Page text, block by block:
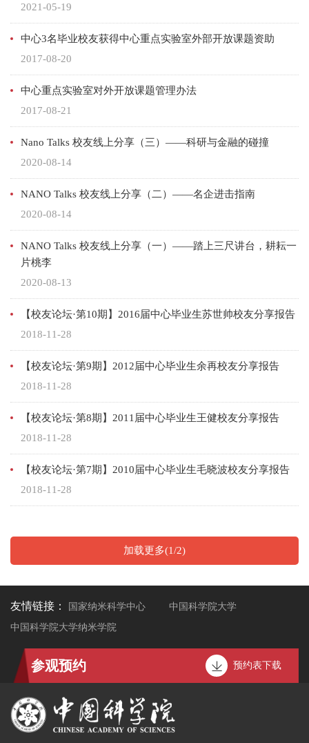
2021-05-19
中心3名毕业校友获得中心重点实验室外部开放课题资助
2017-08-20
中心重点实验室对外开放课题管理办法
2017-08-21
Nano Talks 校友线上分享（三）——科研与金融的碰撞
2020-08-14
NANO Talks 校友线上分享（二）——名企进击指南
2020-08-14
NANO Talks 校友线上分享（一）——踏上三尺讲台，耕耘一
片桃李
2020-08-13
【校友论坛·第10期】2016届中心毕业生苏世帅校友分享报告
2018-11-28
【校友论坛·第9期】2012届中心毕业生余再校友分享报告
2018-11-28
【校友论坛·第8期】2011届中心毕业生王健校友分享报告
2018-11-28
【校友论坛·第7期】2010届中心毕业生毛晓波校友分享报告
2018-11-28
加载更多(1/2)
友情链接： 国家纳米科学中心
中国科学院大学
中国科学院大学纳米学院
参观预约 预约表下载